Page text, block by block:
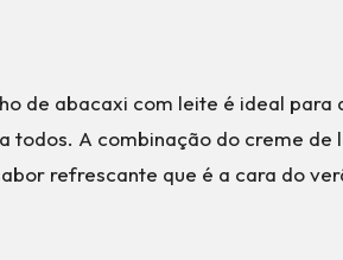
de abacaxi com leite é ideal
todos. A combinação do creme
refrescante que é a cara do